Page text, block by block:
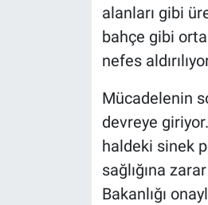
alanları gibi
bahçe gibi
nefes
Mücadelenin
devreye
haldeki sinek
sağlığına
Bakanlığı